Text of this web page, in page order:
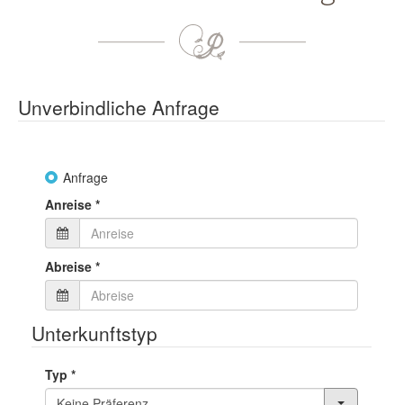
Unverbindliche Anfrage
Anfrage
Anreise *
Abreise *
Unterkunftstyp
Typ *